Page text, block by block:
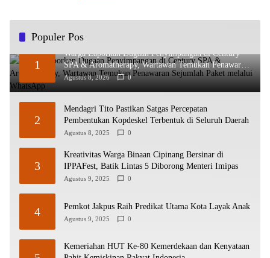
Populer Pos
1
Warga Laporkan Dugaan Penyimpangan di Century
SPA & Aromatherapy, Wartawan Temukan Penawaran
Sejumlah Paket melalui WhatsApp
Agustus 8, 2026 0
2
Mendagri Tito Pastikan Satgas Percepatan
Pembentukan Kopdeskel Terbentuk di Seluruh Daerah
Agustus 8, 2025 0
3
Kreativitas Warga Binaan Cipinang Bersinar di
IPPAFest, Batik Lintas 5 Diborong Menteri Imipas
Agustus 9, 2025 0
4 Pemkot Jakpus Raih Predikat Utama Kota Layak Anak
Agustus 9, 2025 0
Kemeriahan HUT Ke-80 Kemerdekaan dan Kenyataan